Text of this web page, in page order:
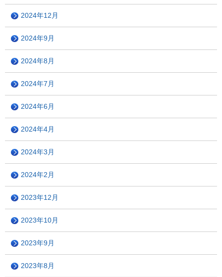
2024年12月
2024年9月
2024年8月
2024年7月
2024年6月
2024年4月
2024年3月
2024年2月
2023年12月
2023年10月
2023年9月
2023年8月